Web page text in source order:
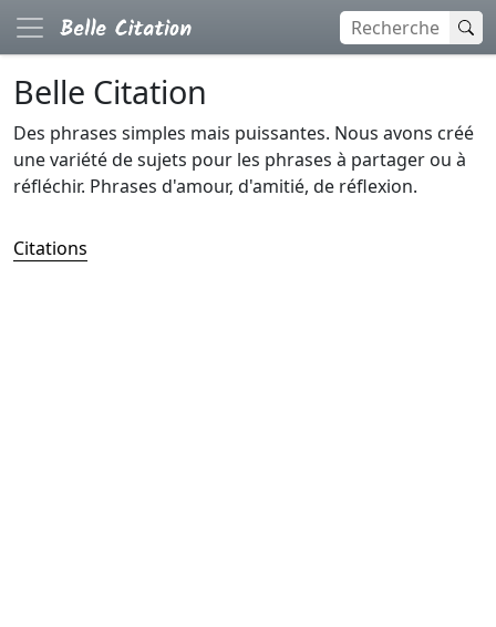
Belle Citation
Des phrases simples mais puissantes. Nous avons créé
une variété de sujets pour les phrases à partager ou à
réfléchir. Phrases d'amour, d'amitié, de réflexion.
Citations